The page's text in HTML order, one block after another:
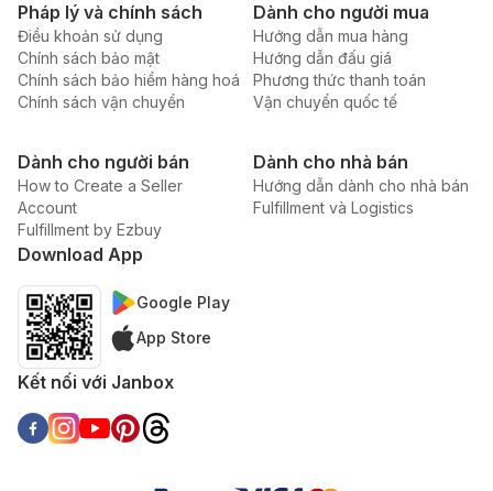
Pháp lý và chính sách
Điều khoản sử dụng
Chính sách bảo mật
Chính sách bảo hiểm hàng hoá
Chính sách vận chuyển
Dành cho người mua
Hướng dẫn mua hàng
Hướng dẫn đấu giá
Phương thức thanh toán
Vận chuyển quốc tế
Dành cho người bán
How to Create a Seller
Account
Fulfillment by Ezbuy
Dành cho nhà bán
Hướng dẫn dành cho nhà bán
Fulfillment và Logistics
Download App
Google Play
App Store
Kết nối với Janbox